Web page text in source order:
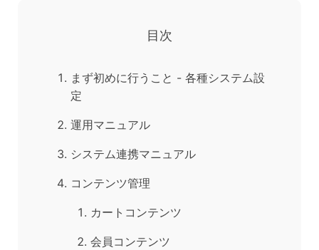
目次
まず初めに行うこと - 各種システム設
定
運用マニュアル
システム連携マニュアル
コンテンツ管理
カートコンテンツ
会員コンテンツ